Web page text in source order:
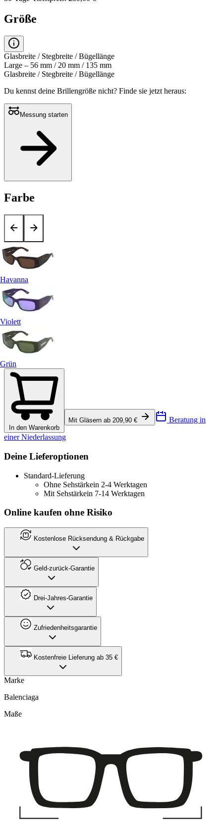
Größe
Glasbreite / Stegbreite / Bügellänge
Large – 56 mm / 20 mm / 135 mm
Glasbreite / Stegbreite / Bügellänge
Du kennst deine Brillengröße nicht? Finde sie jetzt heraus:
Messung starten
Farbe
Havanna
Violett
Grün
In den Warenkorb
Mit Gläsern ab 209,90 € Beratung in
einer Niederlassung
Deine Lieferoptionen
Standard-Lieferung
Ohne Sehstärkein 2-4 Werktagen
Mit Sehstärkein 7-14 Werktagen
Online kaufen ohne Risiko
Kostenlose Rücksendung & Rückgabe
Geld-zurück-Garantie
Drei-Jahres-Garantie
Zufriedenheitsgarantie
Kostenfreie Lieferung ab 35 €
Marke
Balenciaga
Maße